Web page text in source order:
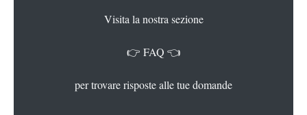
Visita la nostra sezione
👉 FAQ 👈
per trovare risposte alle tue domande